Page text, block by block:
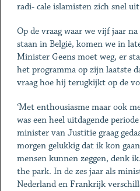
radi- cale islamisten zich snel
Op de vraag waar we vijf jaar
staan in België, komen we in
Minister Geens moet weg, er
het programma op zijn laatste
vraag hoe hij terugkijkt op de
‘Met enthousiasme maar ook
was een heel uitdagende
minister van Justitie graag
morgen gelukkig dat ik kon
mensen kunnen zeggen, denk
the park. In de zes jaar als
Nederland en Frankrijk